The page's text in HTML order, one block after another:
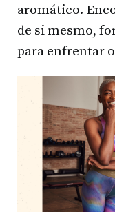
aromático.
de si mesmo,
para enfrentar